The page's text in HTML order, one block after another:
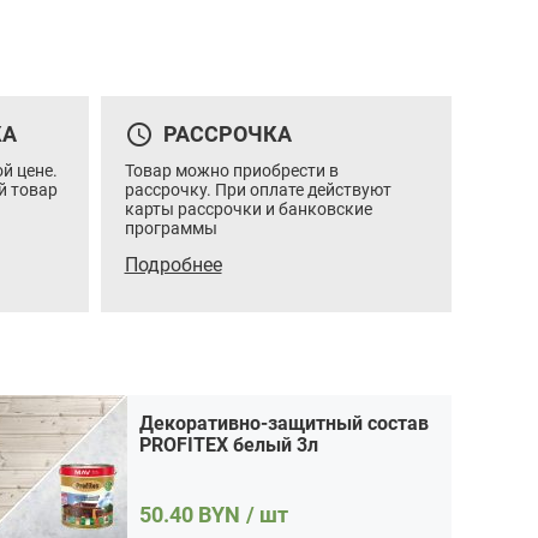
цене.
товар
query_builder РАССРОЧКА
Товар можно приобрести в
рассрочку. При оплате действуют
карты рассрочки и банковские
программы
Подробнее
Декоративно-защитный состав
PROFITEX белый 3л
50.40 BYN / шт
Кол-во:
защитный
PROFITEX
В корзину